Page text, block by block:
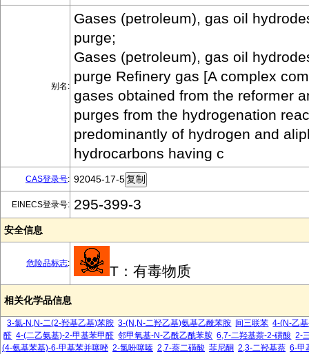
别名:
Gases (petroleum), gas oil
purge;
Gases (petroleum), gas oil
purge Refinery gas [A complex
gases obtained from the reformer
purges from the hydrogenation
predominantly of hydrogen and
hydrocarbons having c
CAS登录号: 92045-17-5
EINECS登录号: 295-399-3
安全信息
危险品标志: T：有毒物质
相关化学品信息
3-氯-N,N-二(2-羟基乙基)苯胺 3-(N,N-二羟乙基)氨基乙酰苯胺 间三联苯 4-(N-乙
醛 4-(二乙氨基)-2-甲基苯甲醛 邻甲氧基-N-乙酰乙酰苯胺 6,7-二羟基萘-2-磺酸 2-
(4-氨基苯基)-6-甲基苯并噻唑 2-氯吩噻嗪 2,7-萘二磺酸 菲尼酮 2,3-二羟基萘 6-甲